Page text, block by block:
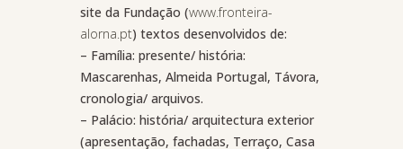
site da Fundação (www.fronteira-
alorna.pt) textos desenvolvidos de:
– Família: presente/ história:
Mascarenhas, Almeida Portugal, Távora,
cronologia/ arquivos.
– Palácio: história/ arquitectura exterior
(apresentação, fachadas, Terraço, Casa